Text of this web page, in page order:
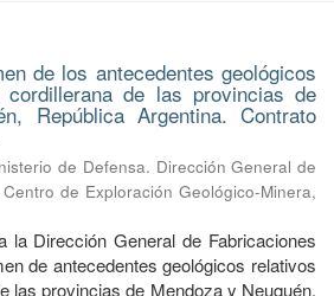
de los antecedentes geológicos
de las provincias de
República Argentina. Contrato
de Defensa. Dirección General de
de Exploración Geológico-Minera,
la Dirección General de Fabricaciones
de antecedentes geológicos relativos
las provincias de Mendoza y Neuquén.